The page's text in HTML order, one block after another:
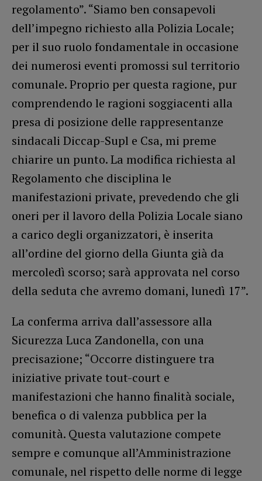
regolamento”. “Siamo ben consapevoli
dell’impegno richiesto alla Polizia Locale;
per il suo ruolo fondamentale in occasione
dei numerosi eventi promossi sul territorio
comunale. Proprio per questa ragione, pur
comprendendo le ragioni soggiacenti alla
presa di posizione delle rappresentanze
sindacali Diccap-Supl e Csa, mi preme
chiarire un punto. La modifica richiesta al
Regolamento che disciplina le
manifestazioni private, prevedendo che gli
oneri per il lavoro della Polizia Locale siano
a carico degli organizzatori, è inserita
all’ordine del giorno della Giunta già da
mercoledì scorso; sarà approvata nel corso
della seduta che avremo domani, lunedì 17”.
La conferma arriva dall’assessore alla
Sicurezza Luca Zandonella, con una
precisazione; “Occorre distinguere tra
iniziative private tout-court e
manifestazioni che hanno finalità sociale,
benefica o di valenza pubblica per la
comunità. Questa valutazione compete
sempre e comunque all’Amministrazione
comunale, nel rispetto delle norme di legge